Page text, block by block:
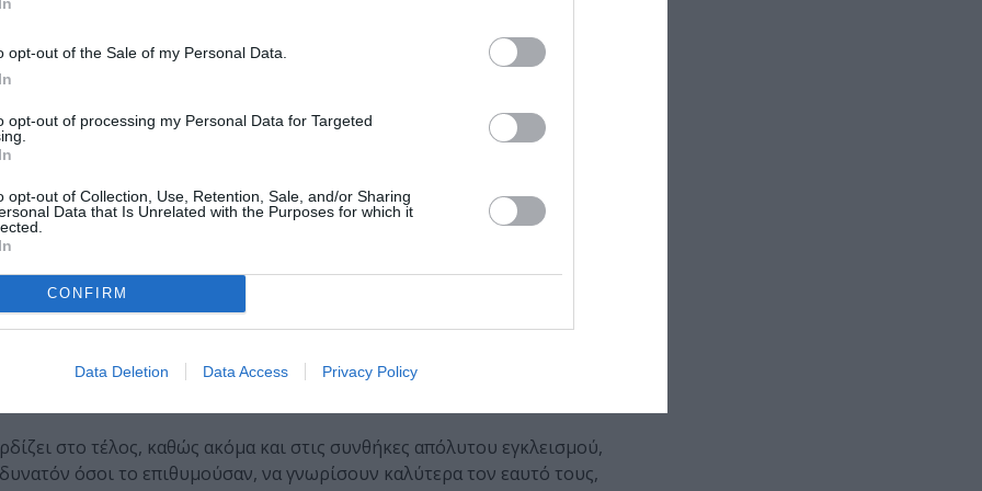
opt-out of the Sale of my Personal Data.
opt-out of processing my Personal Data for Targeted
opt-out of Collection, Use, Retention, Sale, and/or Sharing
Data that Is Unrelated with the Purposes for which it
CONFIRM
Data Deletion Data Access Privacy Policy
Ζωή Μολυβδά Φαμέλη
) είχαν βασικό ρόλο στην παράσταση, άλλοτε
την επικείμενη δράση. Σημαντικό στοιχείο επίσης της
Βεϊνόγλου) ενισχύοντας το κωμικό στοιχείο. Τέλος, πολύ καλά,
τα κοστούμια (
παράσταση, η οποία αποτυπώνει, μέσα από το πρίσμα της
με τα οποία βρέθηκαν να αναμετρώνται, ιδιαίτερα, οι νέοι
στο δύσκολο είδος της κωμωδίας και τα πήγε πολύ καλά. Το
του κειμένου αποδεικνύοντας ότι ο συγγραφέας έχει δυνατότητες
παρά τα κάποια δραματουργικά προβλήματα, κυρίως στην αρχή
στο τέλος, καθώς ακόμα και στις συνθήκες απόλυτου εγκλεισμού,
όσοι το επιθυμούσαν, να γνωρίσουν καλύτερα τον εαυτό τους,